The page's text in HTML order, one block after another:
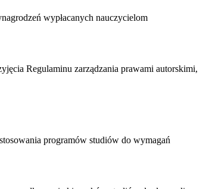
wypłacanych nauczycielom
Regulaminu zarządzania prawami autorskimi,
programów studiów do wymagań